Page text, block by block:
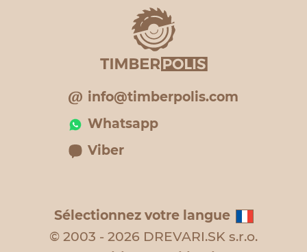
info@timberpolis.com
Whatsapp
Viber
Sélectionnez votre langue
© 2003 - 2026 DREVARI.SK s.r.o.